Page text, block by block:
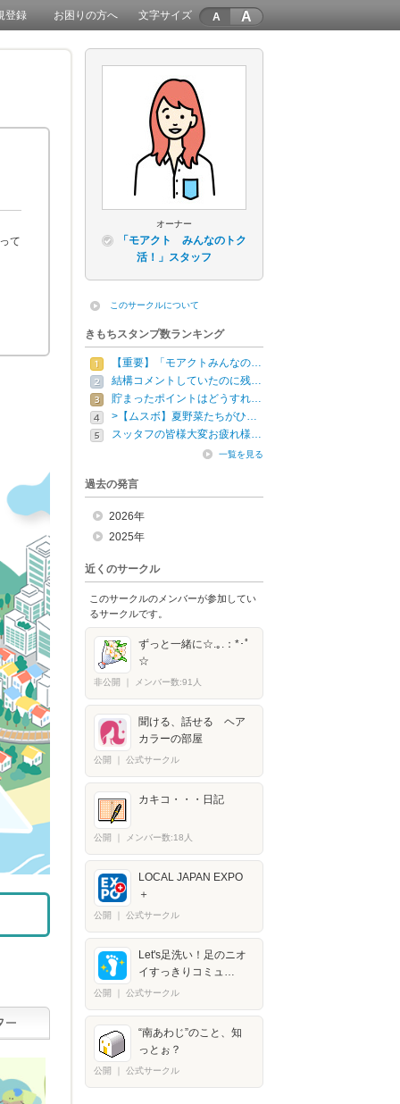
登録 お困りの方へ 文字サイズ A
て
オーナー
「モアクト みんなのトク
活！」スタッフ
このサークルについて
きもちスタンプ数ランキング
【重要】「モアクトみんなの…
結構コメントしていたのに残…
貯まったポイントはどうすれ…
>【ムスボ】夏野菜たちがひ…
スッタフの皆様大変お疲れ様…
一覧を見る
過去の発言
2026年
2025年
近くのサークル
このサークルのメンバーが参加してい
るサークルです。
ずっと一緒に☆.｡.：*･ﾟ
☆
非公開 メンバー数:91人
聞ける、話せる ヘア
カラーの部屋
公開 公式サークル
カキコ・・・日記
公開 メンバー数:18人
LOCAL JAPAN EXPO
＋​
公開 公式サークル
Let's足洗い！足のニオ
イすっきりコミュ…
公開 公式サークル
“南あわじ”のこと、知
っとぉ？
公開 公式サークル